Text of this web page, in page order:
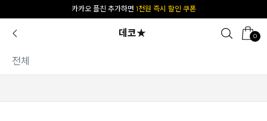
카카오 플친 추가하면 1천원 즉시 할인 쿠폰
데코★ 0
전체